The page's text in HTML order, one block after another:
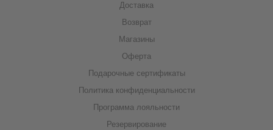
Доставка
Возврат
Магазины
Оферта
Подарочные сертификаты
Политика конфиденциальности
Программа лояльности
Резервирование